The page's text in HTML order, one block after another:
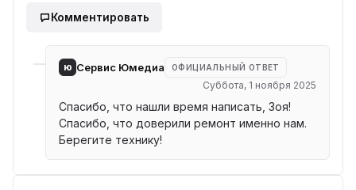
Комментировать
ю Сервис Юмедиа ОФИЦИАЛЬНЫЙ ОТВЕТ
Суббота, 1 ноября 2025
Спасибо, что нашли время написать, Зоя!
Спасибо, что доверили ремонт именно нам.
Берегите технику!